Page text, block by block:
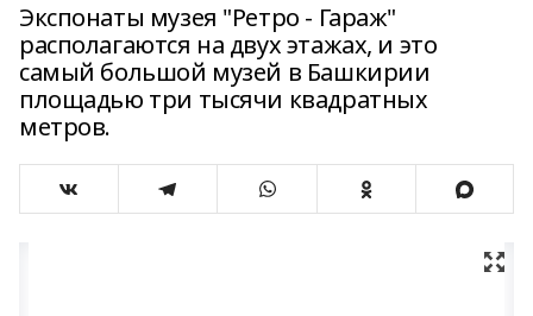
Экспонаты музея "Ретро - Гараж"
располагаются на двух этажах, и это
самый большой музей в Башкирии
площадью три тысячи квадратных
метров.